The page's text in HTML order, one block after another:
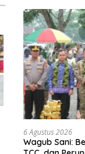
6 Agustus 2026
Wagub Sani: